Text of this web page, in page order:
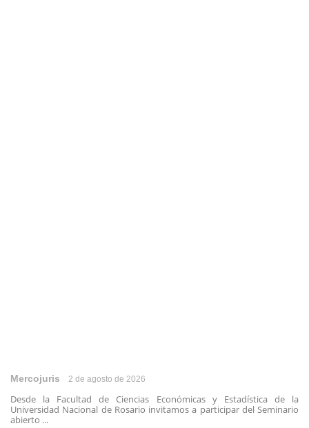
Mercojuris 2 de agosto de 2026
Desde la Facultad de Ciencias Económicas y Estadística de la
Universidad Nacional de Rosario invitamos a participar del Seminario
abierto ...